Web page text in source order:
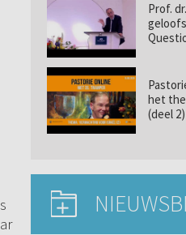
Prof.
het
(deel 2)